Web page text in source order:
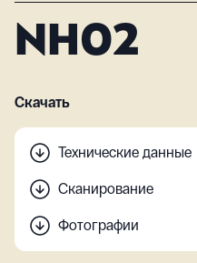
NH02
Скачать
Технические данные
Сканирование
Фотографии